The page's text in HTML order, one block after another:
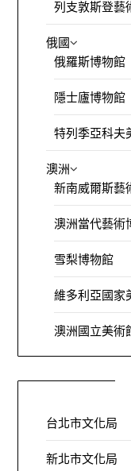
列支敦斯登藝
俄國
俄羅斯博物館
隱士廬博物館
特列季亞科夫
澳洲
新南威爾斯藝
澳洲當代藝術
雪梨博物館
維多利亞國家
澳洲國立美術
台北市文化局
新北市文化局